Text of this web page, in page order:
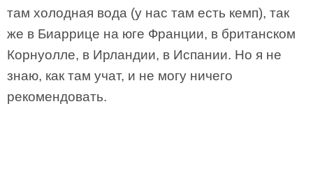
там холодная вода (у нас там есть кемп), так
же в Биаррице на юге Франции, в британском
Корнуолле, в Ирландии, в Испании. Но я не
знаю, как там учат, и не могу ничего
рекомендовать.